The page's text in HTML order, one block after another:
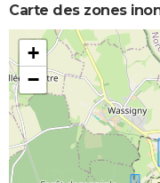
Carte des zones
+
−